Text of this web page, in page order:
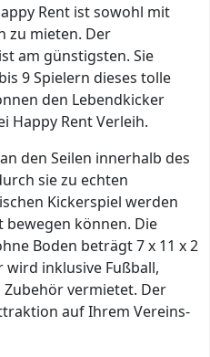
Rent ist sowohl mit
zu mieten. Der
am günstigsten. Sie
9 Spielern dieses tolle
den Lebendkicker
Happy Rent Verleih.
den Seilen innerhalb des
sie zu echten
Kickerspiel werden
können. Die
Boden beträgt 7 x 11 x 2
wird inklusive Fußball,
vermietet. Der
auf Ihrem Vereins-